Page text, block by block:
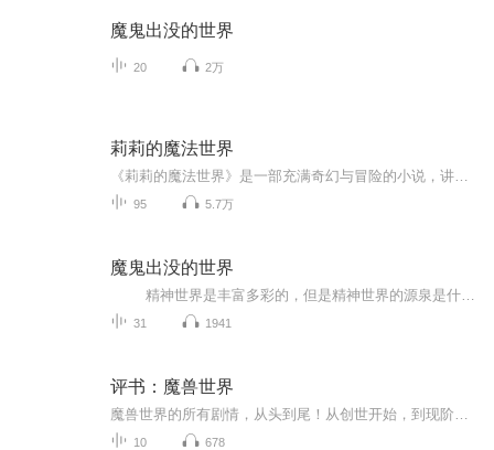
魔鬼出没的世界
20 2万
莉莉的魔法世界
95 5.7万
魔鬼出没的世界
31 1941
评书：魔兽世界
10 678